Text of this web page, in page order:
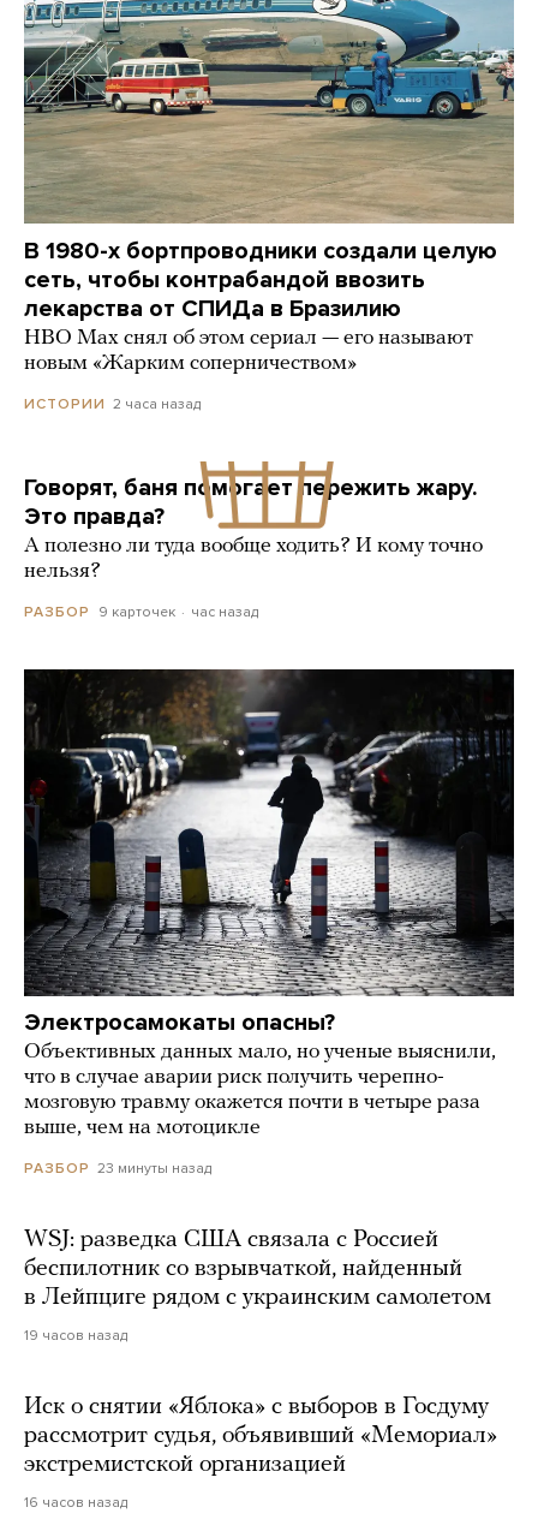
В 1980-х бортпроводники создали целую
сеть, чтобы контрабандой ввозить
лекарства от СПИДа в Бразилию
HBO Max снял об этом сериал — его называют
новым «Жарким соперничеством»
ИСТОРИИ 2 часа назад
Говорят, баня помогает пережить жару.
Это правда?
А полезно ли туда вообще ходить? И кому точно
нельзя?
РАЗБОР 9 карточек час назад
Электросамокаты опасны?
Объективных данных мало, но ученые выяснили,
что в случае аварии риск получить черепно-
мозговую травму окажется почти в четыре раза
выше, чем на мотоцикле
РАЗБОР 23 минуты назад
WSJ: разведка США связала с Россией
беспилотник со взрывчаткой, найденный
в Лейпциге рядом с украинским самолетом
19 часов назад
Иск о снятии «Яблока» с выборов в Госдуму
рассмотрит судья, объявивший «Мемориал»
экстремистской организацией
16 часов назад